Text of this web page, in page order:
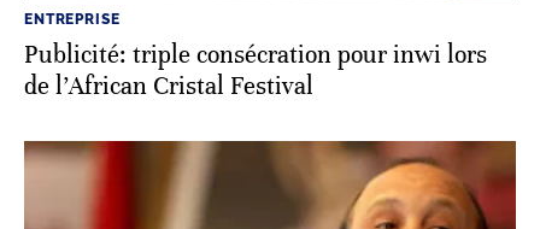
ENTREPRISE
Publicité: triple consécration pour inwi lors
de l’African Cristal Festival